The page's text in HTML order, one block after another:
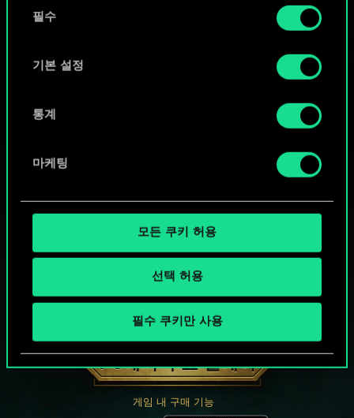
쿠키 사용에 관한 세부 사항이나 관련 설정은 아래의
필수
기본 설정
통계
마케팅
모든 쿠키 허용
선택 허용
필수 쿠키만 사용
궨트 한 판 어떠신가요?
PC에서 무료 플레이
게임 내 구매 기능